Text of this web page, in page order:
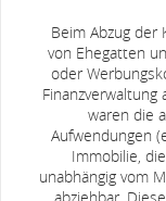
Beim Abzug der
von Ehegatten
oder
waren die
Aufwendungen
Immobilie,
unabhängig vom